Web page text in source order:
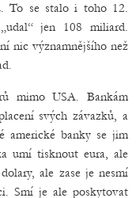
To se stalo i toho 12.
jen 108 miliard.
nic významnějšího než
mimo USA. Bankám
svých závazků, a
americké banky se jim
umí tisknout eura, ale
ale zase je nesmí
Smí je ale poskytovat